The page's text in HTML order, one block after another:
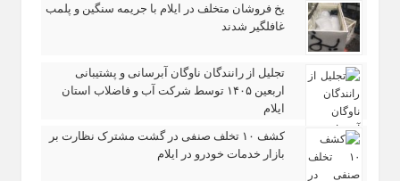
یخ‌ فروشان متخلف در ایلام با جریمه سنگین و پلمب
غافلگیر شدند
تجلیل از رانندگان ناوگان آبرسانی و پشتیبانی
اربعین ۱۴۰۵ توسط شرکت آب و فاضلاب استان
ایلام
کشف ۱۰ تخلف صنفی در گشت مشترک نظارت بر
بازار خدمات خودرو در ایلام